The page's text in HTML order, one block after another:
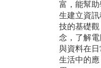
富，能幫助
生建立資訊
技的基礎觀
念，了解電
與資料在日
生活中的應